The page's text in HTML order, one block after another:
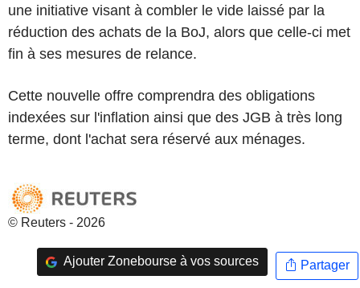
une initiative visant à combler le vide laissé par la
réduction des achats de la BoJ, alors que celle-ci met
fin à ses mesures de relance.
Cette nouvelle offre comprendra des obligations
indexées sur l'inflation ainsi que des JGB à très long
terme, dont l'achat sera réservé aux ménages.
© Reuters - 2026
Ajouter Zonebourse à vos sources Partager